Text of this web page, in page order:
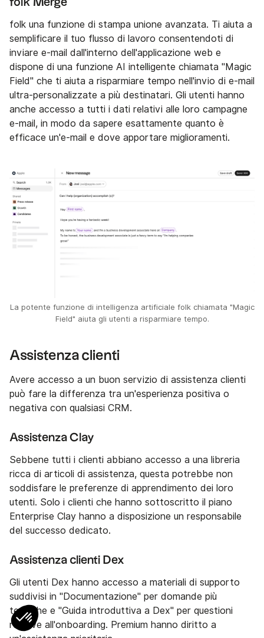
folk Merge
folk una funzione di stampa unione avanzata. Ti aiuta a
semplificare il tuo flusso di lavoro consentendoti di
inviare e-mail dall'interno dell'applicazione web e
dispone di una funzione AI intelligente chiamata "Magic
Field" che ti aiuta a risparmiare tempo nell'invio di e-mail
ultra-personalizzate a più destinatari. Gli utenti hanno
anche accesso a tutti i dati relativi alle loro campagne
e-mail, in modo da sapere esattamente quanto è
efficace un'e-mail e dove apportare miglioramenti.
La potente funzione di intelligenza artificiale folk chiamata "Magic
Field" aiuta gli utenti a risparmiare tempo.
Assistenza clienti
Avere accesso a un buon servizio di assistenza clienti
può fare la differenza tra un'esperienza positiva o
negativa con qualsiasi CRM.
Assistenza Clay
Sebbene tutti i clienti abbiano accesso a una libreria
ricca di articoli di assistenza, questa potrebbe non
soddisfare le preferenze di apprendimento dei loro
utenti. Solo i clienti che hanno sottoscritto il piano
Enterprise Clay hanno a disposizione un responsabile
del successo dedicato.
Assistenza clienti Dex
Gli utenti Dex hanno accesso a materiali di supporto
suddivisi in "Documentazione" per domande più
tecniche e "Guida introduttiva a Dex" per questioni
relative all'onboarding. Premium hanno diritto a